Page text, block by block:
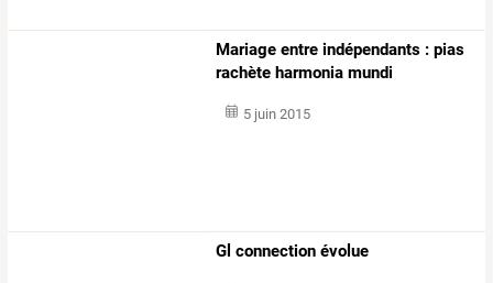
Mariage entre indépendants : pias
rachète harmonia mundi
5 juin 2015
Gl connection évolue